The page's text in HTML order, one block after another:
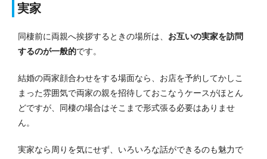
実家
同棲前に両親へ挨拶するときの場所は、 お互いの実家を訪問
するのが一般的です。
結婚の両家顔合わせをする場面なら、お店を予約してかしこ
まった雰囲気で両家の親を招待しておこなうケースがほとん
どですが、同棲の場合はそこまで形式張る必要はありませ
ん。
実家なら周りを気にせず、いろいろな話ができるのも魅力で